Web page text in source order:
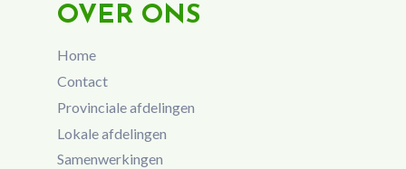
OVER ONS
Home
Contact
Provinciale afdelingen
Lokale afdelingen
Samenwerkingen